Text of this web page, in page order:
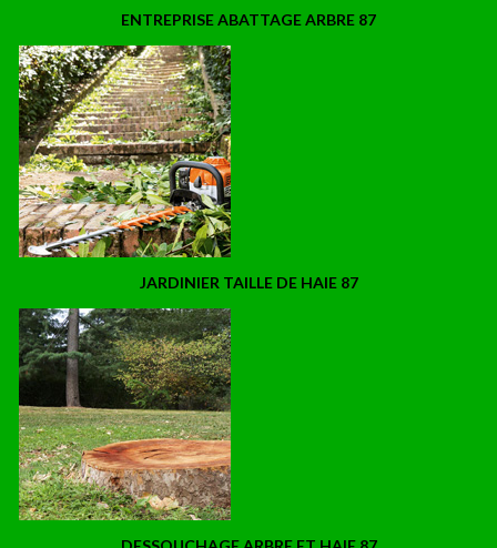
ENTREPRISE ABATTAGE ARBRE 87
JARDINIER TAILLE DE HAIE 87